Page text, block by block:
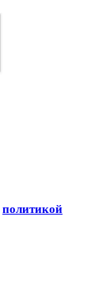
политикой